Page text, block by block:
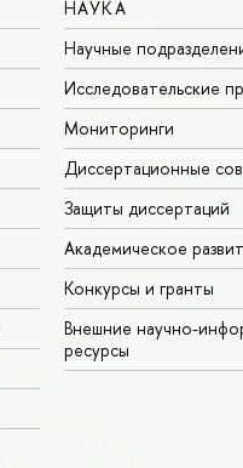
НАУКА
Научные
Исследовательские
Мониторинги
Диссертационные
Защиты диссертаций
Академическое
Конкурсы и гранты
Внешние научно-
ресурсы